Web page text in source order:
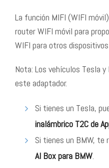
La función MIFI (WIFI
router WIFI móvil para
WIFI para otros
Nota: Los vehículos Tesla
este adaptador.
Si tienes un Tesla,
inalámbrico T2C de
Si tienes un BMW, te
AI Box para BMW.